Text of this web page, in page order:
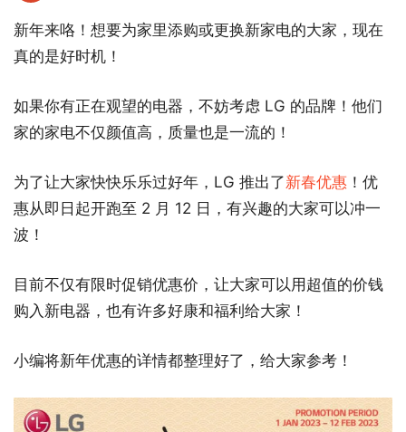
新年来咯！想要为家里添购或更换新家电的大家，现在
真的是好时机！
如果你有正在观望的电器，不妨考虑 LG 的品牌！他们
家的家电不仅颜值高，质量也是一流的！
为了让大家快快乐乐过好年，LG 推出了新春优惠 ！优
惠从即日起开跑至 2 月 12 日，有兴趣的大家可以冲一
波！
目前不仅有限时促销优惠价，让大家可以用超值的价钱
购入新电器，也有许多好康和福利给大家！
小编将新年优惠的详情都整理好了，给大家参考！